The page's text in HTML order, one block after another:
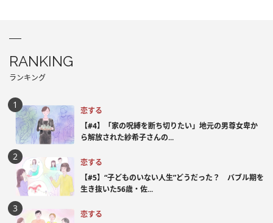
RANKING
ランキング
恋する
【#4】「家の呪縛を断ち切りたい」地元の男尊女卑か
ら解放された紗希子さんの...
恋する
【#5】“子どものいない人生”どうだった？ バブル期を
生き抜いた56歳・佐...
恋する